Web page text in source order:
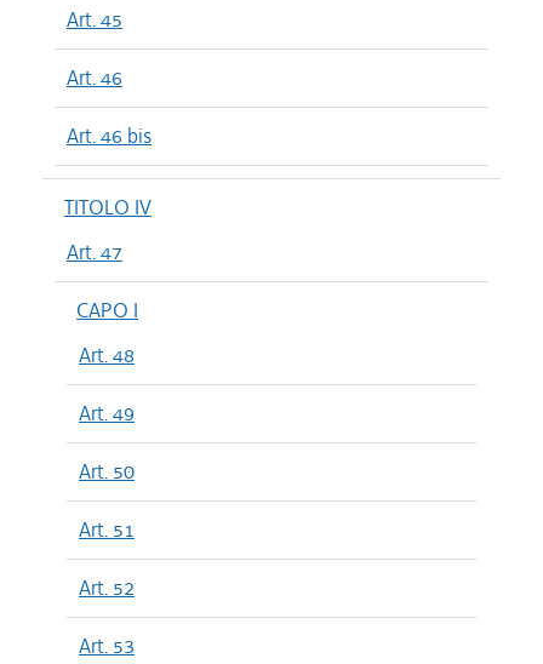
Art. 45
Art. 46
Art. 46 bis
TITOLO IV
Art. 47
CAPO I
Art. 48
Art. 49
Art. 50
Art. 51
Art. 52
Art. 53